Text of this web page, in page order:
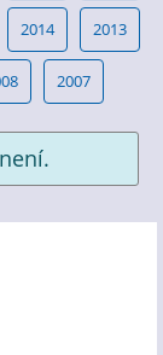
2014 2013
2007